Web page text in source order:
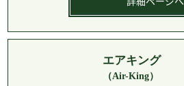
エアキング
（Air-King）